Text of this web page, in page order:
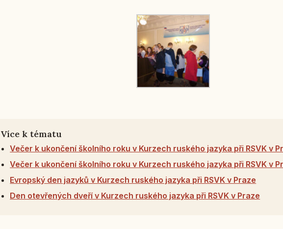
Více k tématu
Večer k ukončení školního roku v Kurzech ruského jazyka při RSVK v
Večer k ukončení školního roku v Kurzech ruského jazyka při RSVK v
Evropský den jazyků v Kurzech ruského jazyka při RSVK v Praze
Den otevřených dveří v Kurzech ruského jazyka při RSVK v Praze